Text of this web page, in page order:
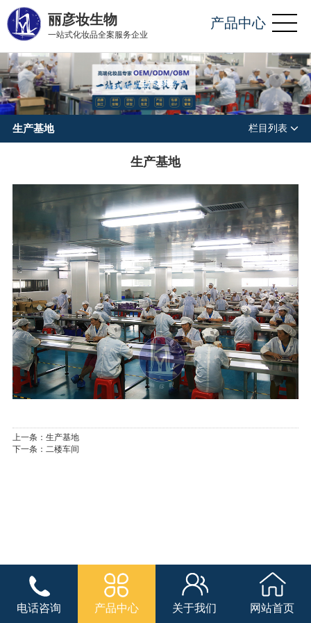
丽彦妆生物
一站式化妆品全案服务企业
产品中心
生产基地
生产基地 栏目列表
生产基地
上一条： 生产基地
下一条： 二楼车间
电话咨询 产品中心 关于我们 网站首页